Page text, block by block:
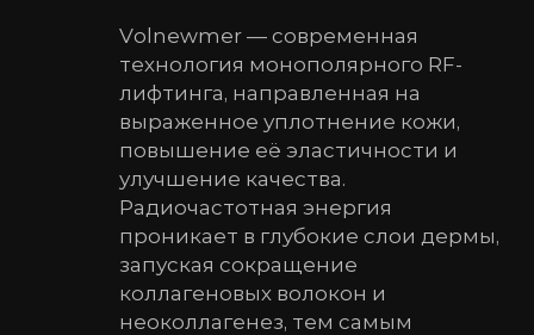
Volnewmer — современная
технология монополярного RF-
лифтинга, направленная на
выраженное уплотнение кожи,
повышение её эластичности и
улучшение качества.
Радиочастотная энергия
проникает в глубокие слои дермы,
запуская сокращение
коллагеновых волокон и
неоколлагенез, тем самым